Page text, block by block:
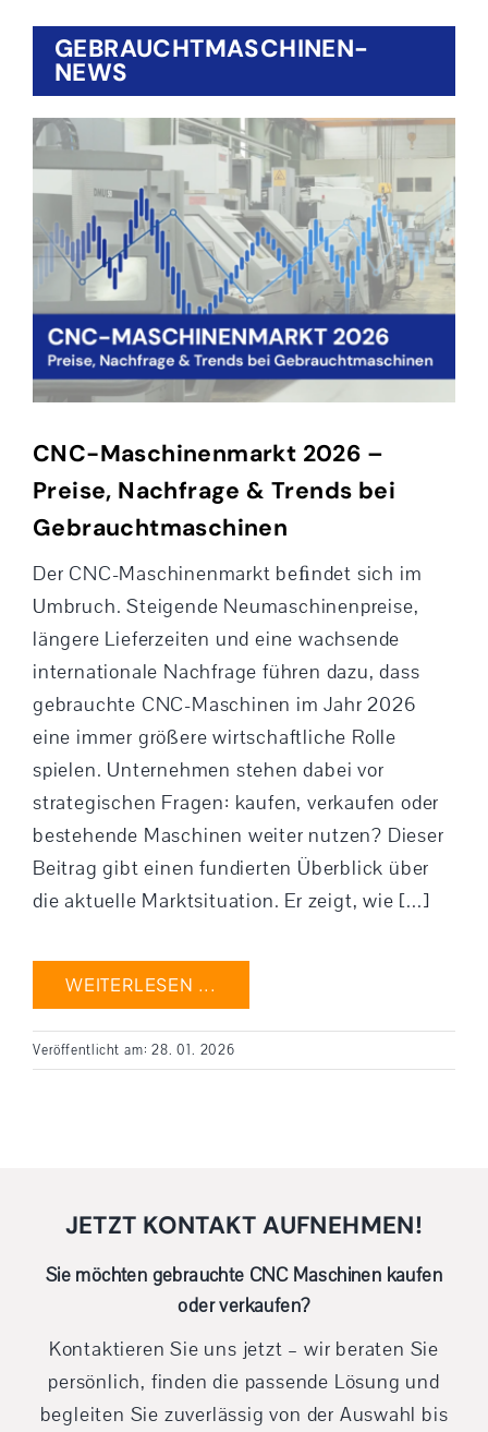
GEBRAUCHT­MASCHINEN-
NEWS
CNC-Maschinenmarkt 2026 –
Preise, Nachfrage & Trends bei
Gebrauchtmaschinen
Der CNC-Maschinenmarkt beﬁndet sich im
Umbruch. Steigende Neumaschinenpreise,
längere Lieferzeiten und eine wachsende
internationale Nachfrage führen dazu, dass
gebrauchte CNC-Maschinen im Jahr 2026
eine immer größere wirtschaftliche Rolle
spielen. Unternehmen stehen dabei vor
strategischen Fragen: kaufen, verkaufen oder
bestehende Maschinen weiter nutzen? Dieser
Beitrag gibt einen fundierten Überblick über
die aktuelle Marktsituation. Er zeigt, wie [...]
WEITERLESEN ...
Veröffentlicht am: 28. 01. 2026
JETZT KONTAKT AUFNEHMEN!
Sie möchten gebrauchte CNC Maschinen kaufen
oder verkaufen?
Kontaktieren Sie uns jetzt – wir beraten Sie
persönlich, finden die passende Lösung und
begleiten Sie zuverlässig von der Auswahl bis